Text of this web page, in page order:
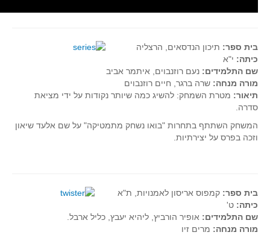
בית ספר: תיכון הנדסאים, הרצליה
כיתה: י"א
שם התלמידים: נעם רוזנבוים, איתמר אביב
מורה מנחה: שרה ברגר, חיים רוזנבוים
תיאור: מטרת השמחק: להשיג כמה שיותר נקודות על ידי מציאת
סדרה.
המשחק השתתף בתחרות "בואו נשחק מתמטיקה" על שם אלעד שיאון
וזכה בפרס על יצירתיות.
בית ספר: קמפוס אריסון לאמנויות, ת"א
כיתה: ט'
שם התלמידים: אופיר הורביץ, ליהיא יעבץ, כליל ארבל.
מורה מנחה: מרים זיו